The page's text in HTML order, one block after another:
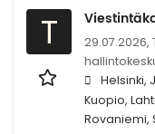
T 29.07.2026,
Helsinki,
Kuopio,
Rovaniemi,